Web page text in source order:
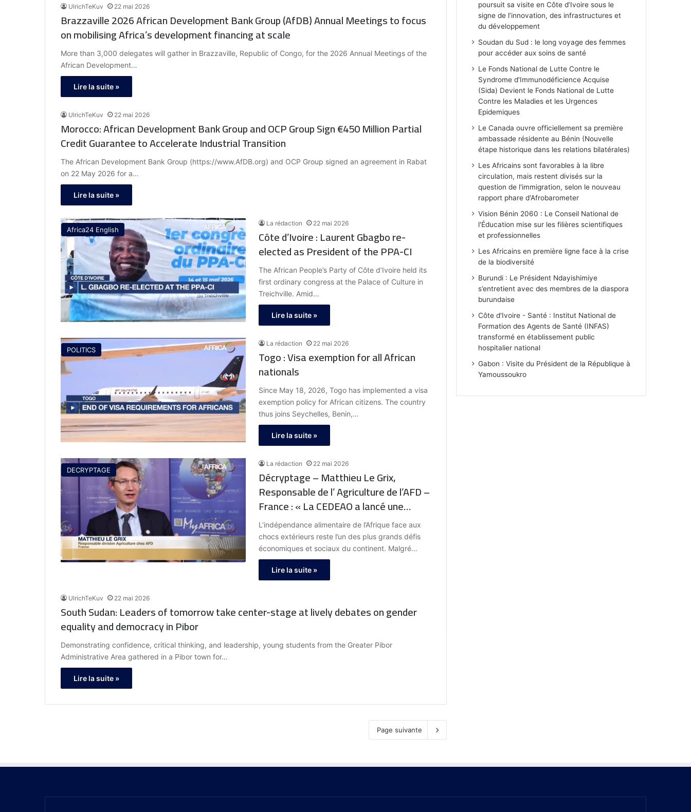
UlrichTeKuv 22 mai 2026
Brazzaville 2026 African Development Bank Group (AfDB) Annual Meetings to focus
on mobilising Africa’s development financing at scale
More than 3,000 delegates will gather in Brazzaville, Republic of Congo, for the 2026 Annual Meetings of the
African Development…
Lire la suite »
UlrichTeKuv 22 mai 2026
Morocco: African Development Bank Group and OCP Group Sign €450 Million Partial
Credit Guarantee to Accelerate Industrial Transition
The African Development Bank Group (https://www.AfDB.org) and OCP Group signed an agreement in Rabat
on 22 May 2026 for a…
Lire la suite »
Africa24 English
La rédaction 22 mai 2026
Côte d’Ivoire : Laurent Gbagbo re-
elected as President of the PPA-CI
The African People’s Party of Côte d’Ivoire held its
first ordinary congress at the Palace of Culture in
Treichville. Amid…
Lire la suite »
POLITICS
La rédaction 22 mai 2026
Togo : Visa exemption for all African
nationals
Since May 18, 2026, Togo has implemented a visa
exemption policy for African citizens. The country
thus joins Seychelles, Benin,…
Lire la suite »
DECRYPTAGE
La rédaction 22 mai 2026
Décryptage – Matthieu Le Grix,
Responsable de l’ Agriculture de l’AFD –
France : « La CEDEAO a lancé une
offensive visant à réduire la
dépendance de l’Afrique de l’Ouest aux
importations de lait, en soutenant la
production et la transformation
locales. L’initiative entend fédérer
filière laitière régionale. »
L’indépendance alimentaire de l’Afrique face aux
chocs extérieurs reste l’un des plus grands défis
économiques et sociaux du continent. Malgré…
Lire la suite »
UlrichTeKuv 22 mai 2026
South Sudan: Leaders of tomorrow take center-stage at lively debates on gender
equality and democracy in Pibor
Demonstrating confidence, critical thinking, and leadership, young students from the Greater Pibor
Administrative Area gathered in a Pibor town for…
Lire la suite »
Page suivante
poursuit sa visite en Côte d’Ivoire sous le
signe de l’innovation, des infrastructures et
du développement
Soudan du Sud : le long voyage des femmes
pour accéder aux soins de santé
Le Fonds National de Lutte Contre le
Syndrome d'Immunodéficience Acquise
(Sida) Devient le Fonds National de Lutte
Contre les Maladies et les Urgences
Epidemiques
Le Canada ouvre officiellement sa première
ambassade résidente au Bénin (Nouvelle
étape historique dans les relations bilatérales)
Les Africains sont favorables à la libre
circulation, mais restent divisés sur la
question de l'immigration, selon le nouveau
rapport phare d'Afrobarometer
Vision Bénin 2060 : Le Conseil National de
l'Éducation mise sur les filières scientifiques
et professionnelles
Les Africains en première ligne face à la crise
de la biodiversité
Burundi : Le Président Ndayishimiye
s’entretient avec des membres de la diaspora
burundaise
Côte d'Ivoire - Santé : Institut National de
Formation des Agents de Santé (INFAS)
transformé en établissement public
hospitalier national
Gabon : Visite du Président de la République à
Yamoussoukro